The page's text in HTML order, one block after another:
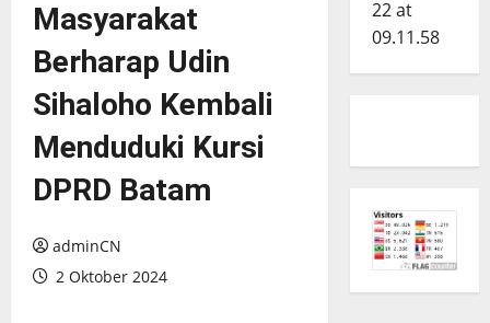
Masyarakat
Berharap Udin
Sihaloho Kembali
Menduduki Kursi
DPRD Batam
adminCN
2 Oktober 2024